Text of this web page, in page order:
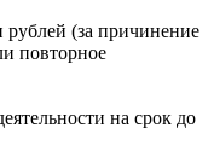
(за причинение
повторное
на срок до